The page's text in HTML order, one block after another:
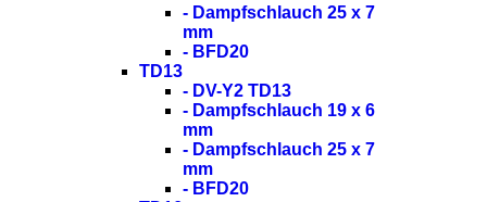
- Dampfschlauch 25 x 7
mm
- BFD20
TD13
- DV-Y2 TD13
- Dampfschlauch 19 x 6
mm
- Dampfschlauch 25 x 7
mm
- BFD20